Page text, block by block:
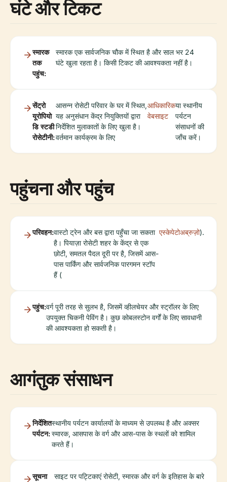
घंटे और टिकट
स्मारक
तक
पहुंच:
स्मारक एक सार्वजनिक चौक में स्थित है और साल भर 24
घंटे खुला रहता है। किसी टिकट की आवश्यकता नहीं है।
सेंट्रो
यूरोपियो
डि स्टडी
रोसेटीनी:
आसन्न रोसेटी परिवार के घर में स्थित,
यह अनुसंधान केंद्र नियुक्तियों द्वारा
निर्देशित मुलाकातों के लिए खुला है।
वर्तमान कार्यक्रम के लिए
आधिकारिक
वेबसाइट
या स्थानीय
पर्यटन
संसाधनों की
जाँच करें।
पहुंचना और पहुंच
परिवहन:वास्टो ट्रेन और बस द्वारा पहुँचा जा सकता
है। पियाज़ा रोसेटी शहर के केंद्र से एक
छोटी, समतल पैदल दूरी पर है, जिसमें आस-
पास पार्किंग और सार्वजनिक पारगमन स्टॉप
हैं (
एस्केपेटोअब्रुज़ो).
पहुंच:वर्ग पूरी तरह से सुलभ है, जिसमें व्हीलचेयर और स्ट्रॉलर के लिए
उपयुक्त चिकनी पेविंग है। कुछ कोबलस्टोन वर्गों के लिए सावधानी
की आवश्यकता हो सकती है।
आगंतुक संसाधन
निर्देशित
पर्यटन:
स्थानीय पर्यटन कार्यालयों के माध्यम से उपलब्ध है और अक्सर
स्मारक, आसपास के वर्ग और आस-पास के स्थलों को शामिल
करते हैं।
सूचना
साइट पर पट्टिकाएं रोसेटी, स्मारक और वर्ग के इतिहास के बारे